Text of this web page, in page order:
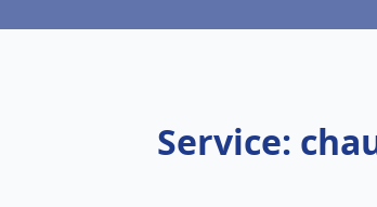
Service: